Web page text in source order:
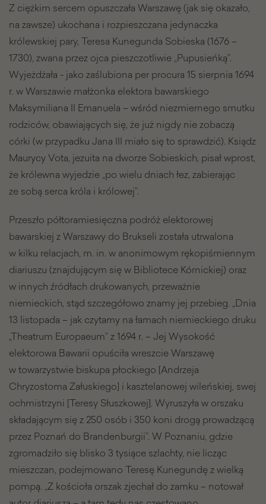
Z ciężkim sercem opuszczała Warszawę (jak się okazało,
na zawsze) ukochana i rozpieszczana jedynaczka
królewskiej pary, Teresa Kunegunda Sobieska (1676 –
1730), zwana przez ojca pieszczotliwie „Pupusieńką”.
Wyjeżdżała - jako zaślubiona per procura 15 sierpnia 1694
r. w Warszawie małżonka elektora bawarskiego
Maksymiliana II Emanuela – wśród niezmiernego smutku
rodziców, obawiających się, że już nigdy nie zobaczą
córki (w przypadku Jana III miało się to sprawdzić). Ksiądz
Maurycy Vota, jezuita na dworze Sobieskich, pisał wprost,
że królewna wyjedzie „po wielu dniach łez, zabierając
ze sobą serca króla i królowej”.
Przeszło półtoramiesięczna podróż elektorowej
bawarskiej z Warszawy do Brukseli została utrwalona
w kilku relacjach, m. in. w anonimowym rękopiśmiennym
diariuszu (znajdującym się w Bibliotece Kórnickiej) oraz
w innych źródłach drukowanych, przeważnie
niemieckich, stąd szczegółowo znamy jej przebieg. „Dnia
13 listopada – jak czytamy na łamach niemieckiego druku
„Theatrum Europaeum” z 1694 r. – Jej Wysokość
elektorowa Bawarii opuściła wreszcie Warszawę
w towarzystwie biskupa płockiego [Andrzeja
Chryzostoma Załuskiego] i kasztelanowej wileńskiej, swej
ochmistrzyni [Teresy Słuszkowej]. Wyruszyła w orszaku
składającym się z 250 osób i 350 koni drogą prowadzącą
przez Poznań do Brandenburgii”. W Poznaniu, gdzie
zgromadziło się blisko 3 tysiące szlachty, nie licząc
mieszczan, podejmowano Teresę Kunegundę z wielką
pompą. „Z kościoła orszak zjechał do zamku – notował